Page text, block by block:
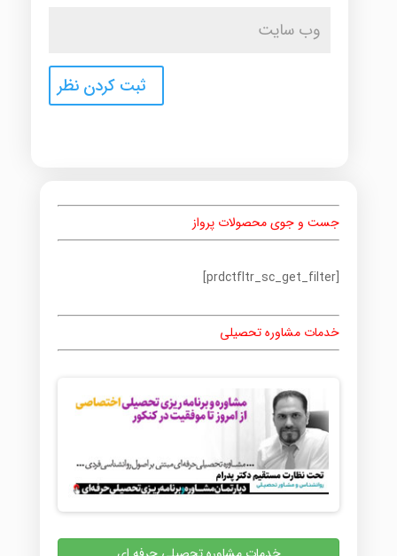
جست و جوی محصولات پرواز
[prdctfltr_sc_get_filter]
خدمات مشاوره تحصیلی